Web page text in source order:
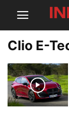
Clio E-